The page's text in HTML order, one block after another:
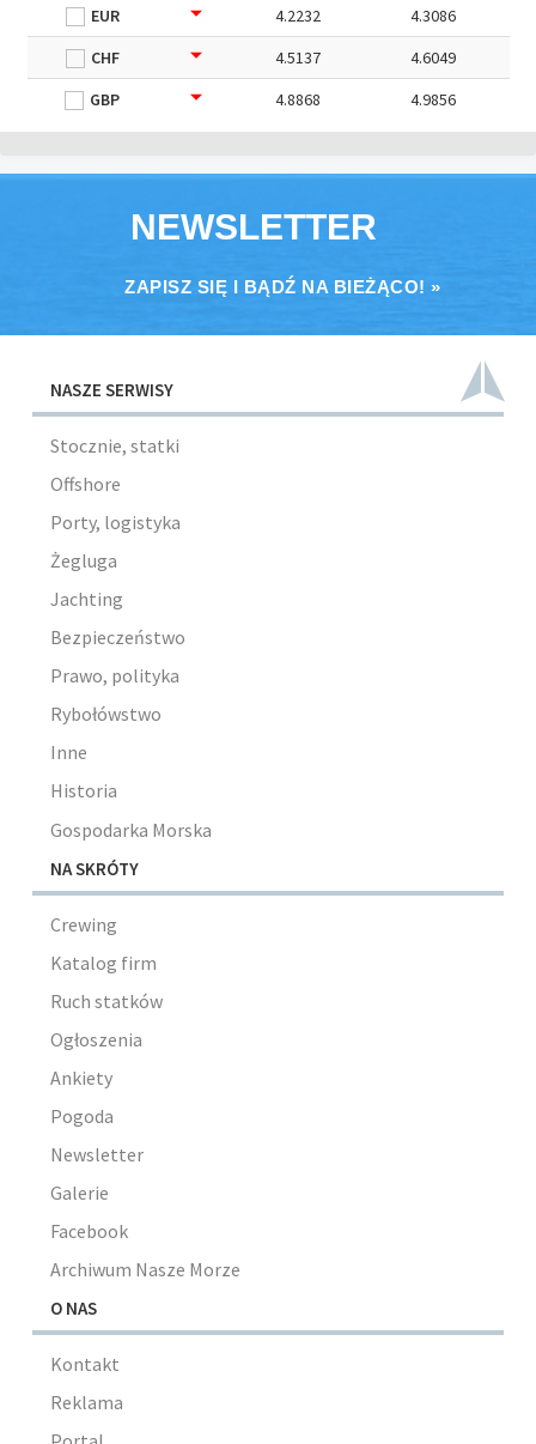
EUR
4.2232
4.3086
CHF
4.5137
4.6049
GBP
4.8868 4.9856
NEWSLETTER
ZAPISZ SIĘ I BĄDŹ NA BIEŻĄCO! »
NASZE SERWISY
Stocznie, statki
Offshore
Porty, logistyka
Żegluga
Jachting
Bezpieczeństwo
Prawo, polityka
Rybołówstwo
Inne
Historia
Gospodarka Morska
NA SKRÓTY
Crewing
Katalog firm
Ruch statków
Ogłoszenia
Ankiety
Pogoda
Newsletter
Galerie
Facebook
Archiwum Nasze Morze
O NAS
Kontakt
Reklama